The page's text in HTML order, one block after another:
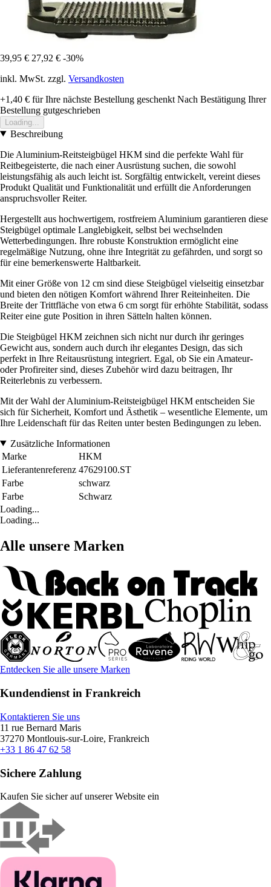
39,95 € 27,92 € -30%
inkl. MwSt. zzgl. Versandkosten
+1,40 € für Ihre nächste Bestellung geschenkt Nach Bestätigung Ihrer
Bestellung gutgeschrieben
Loading...
Beschreibung
Die Aluminium-Reitsteigbügel HKM sind die perfekte Wahl für
Reitbegeisterte, die nach einer Ausrüstung suchen, die sowohl
leistungsfähig als auch leicht ist. Sorgfältig entwickelt, vereint dieses
Produkt Qualität und Funktionalität und erfüllt die Anforderungen
anspruchsvoller Reiter.
Hergestellt aus hochwertigem, rostfreiem Aluminium garantieren diese
Steigbügel optimale Langlebigkeit, selbst bei wechselnden
Wetterbedingungen. Ihre robuste Konstruktion ermöglicht eine
regelmäßige Nutzung, ohne ihre Integrität zu gefährden, und sorgt so
für eine bemerkenswerte Haltbarkeit.
Mit einer Größe von 12 cm sind diese Steigbügel vielseitig einsetzbar
und bieten den nötigen Komfort während Ihrer Reiteinheiten. Die
Breite der Trittfläche von etwa 6 cm sorgt für erhöhte Stabilität, sodass
Reiter eine gute Position in ihren Sätteln halten können.
Die Steigbügel HKM zeichnen sich nicht nur durch ihr geringes
Gewicht aus, sondern auch durch ihr elegantes Design, das sich
perfekt in Ihre Reitausrüstung integriert. Egal, ob Sie ein Amateur-
oder Profireiter sind, dieses Zubehör wird dazu beitragen, Ihr
Reiterlebnis zu verbessern.
Mit der Wahl der Aluminium-Reitsteigbügel HKM entscheiden Sie
sich für Sicherheit, Komfort und Ästhetik – wesentliche Elemente, um
Ihre Leidenschaft für das Reiten unter besten Bedingungen zu leben.
Zusätzliche Informationen
Marke
HKM
Lieferantenreferenz 47629100.ST
Farbe
schwarz
Farbe
Schwarz
Loading...
Loading...
Alle unsere Marken
Entdecken Sie alle unsere Marken
Kundendienst in Frankreich
Kontaktieren Sie uns
11 rue Bernard Maris
37270 Montlouis-sur-Loire, Frankreich
+33 1 86 47 62 58
Sichere Zahlung
Kaufen Sie sicher auf unserer Website ein